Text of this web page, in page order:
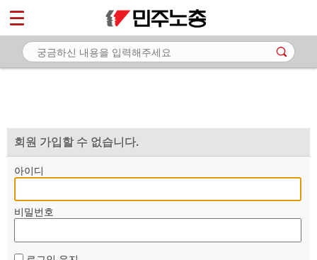
회원 가입할 수 없습니다.
아이디
비밀번호
마이페이지
소개
자료
부설기관